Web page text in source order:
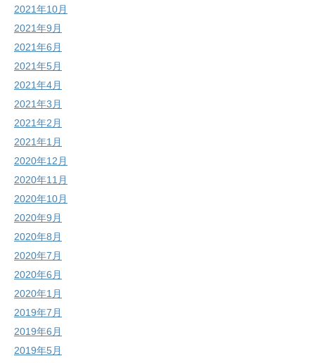
2021年10月
2021年9月
2021年6月
2021年5月
2021年4月
2021年3月
2021年2月
2021年1月
2020年12月
2020年11月
2020年10月
2020年9月
2020年8月
2020年7月
2020年6月
2020年1月
2019年7月
2019年6月
2019年5月